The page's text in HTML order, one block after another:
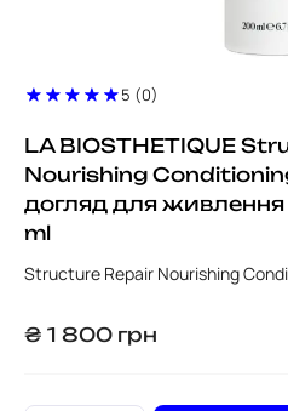
5 (0)
LA BIOSTHETIQUE
Nourishing
догляд для
ml
Structure Repair Nourishing
₴ 1 800 грн